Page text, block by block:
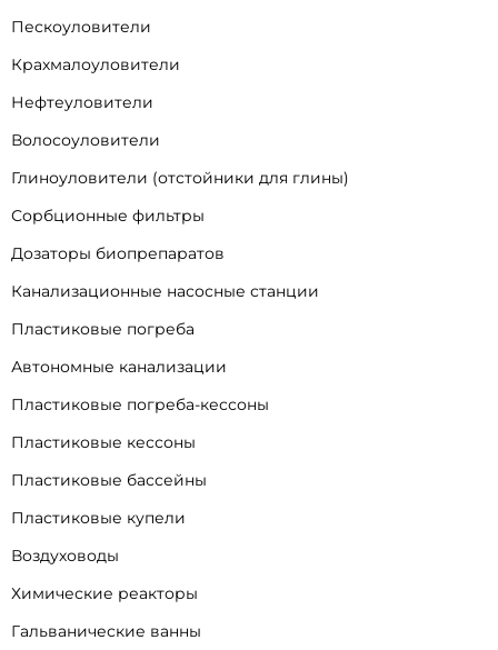
Пескоуловители
Крахмалоуловители
Нефтеуловители
Волосоуловители
Глиноуловители (отстойники для глины)
Сорбционные фильтры
Дозаторы биопрепаратов
Канализационные насосные станции
Пластиковые погреба
Автономные канализации
Пластиковые погреба-кессоны
Пластиковые кессоны
Пластиковые бассейны
Пластиковые купели
Воздуховоды
Химические реакторы
Гальванические ванны